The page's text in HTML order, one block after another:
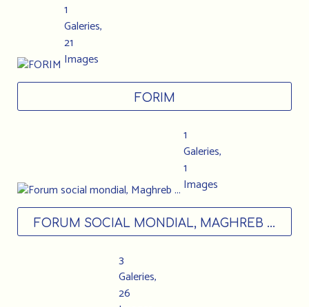
1
Galeries,
21
Images
FORIM
1
Galeries,
1
Images
FORUM SOCIAL MONDIAL, MAGHREB ...
3
Galeries,
26